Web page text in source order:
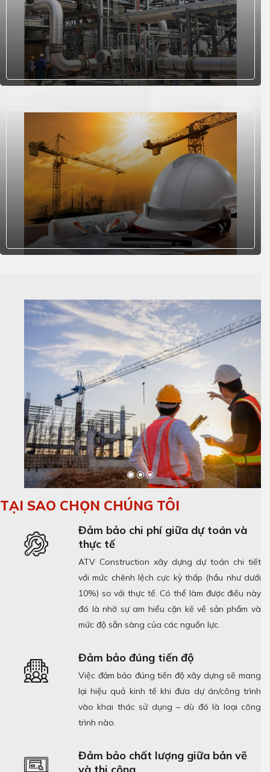
TẠI SAO CHỌN CHÚNG TÔI
Đảm bảo chi phí giữa dự toán và
thực tế
ATV Construction xây dựng dự toán chi tiết
với mức chênh lệch cực kỳ thấp (hầu như dưới
10%) so với thực tế. Có thể làm được điều này
đó là nhờ sự am hiểu cặn kẽ về sản phẩm và
mức độ sẵn sàng của các nguồn lực.
Đảm bảo đúng tiến độ
Việc đảm bảo đúng tiến độ xây dựng sẽ mang
lại hiệu quả kinh tế khi đưa dự án/công trình
vào khai thác sử dụng – dù đó là loại công
trình nào.
Đảm bảo chất lượng giữa bản vẽ